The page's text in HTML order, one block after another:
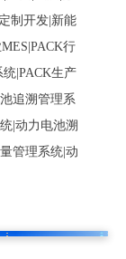
制开发 新能
PACK行
统PACK生产
追溯管理系
动力电池溯
管理系统动